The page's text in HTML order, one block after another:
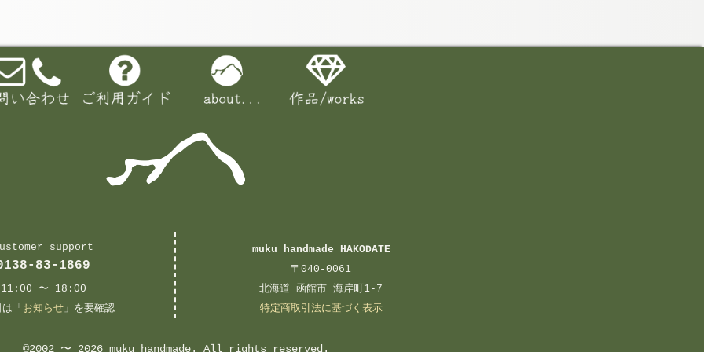
support
83-1869
11:00 〜 18:00
「 お知らせ 」を要確認
muku handmade HAKODATE
〒040-0061
北海道 函館市 海岸町1-7
特定商取引法に基づく表示
©2002 〜 2026 muku handmade. All rights reserved.